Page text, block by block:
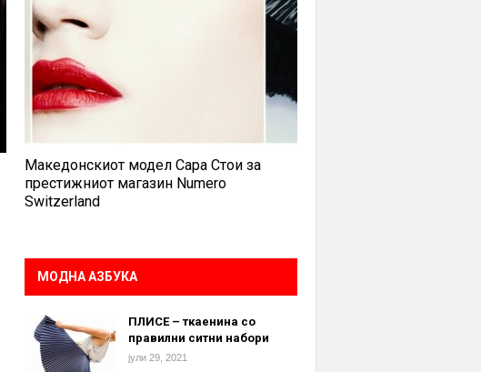
Македонскиот модел Сара Стои за
престижниот магазин Numero
Switzerland
МОДНА АЗБУКА
ПЛИСЕ – ткаенина со
правилни ситни набори
јули 29, 2021